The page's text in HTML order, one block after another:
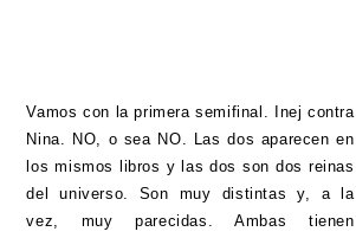
Vamos con la primera semifinal. Inej contra
Nina. NO, o sea NO. Las dos aparecen en
los mismos libros y las dos son dos reinas
del universo. Son muy distintas y, a la
vez, muy parecidas. Ambas tienen